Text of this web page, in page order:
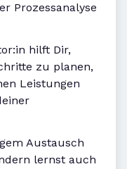
Prozessanalyse
hilft Dir,
zu planen,
Leistungen
Austausch
lernst auch